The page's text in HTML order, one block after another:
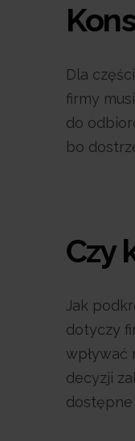
Dla
firmy
do
bo
Czy
Jak
dotyczy
wpływać
decyzji